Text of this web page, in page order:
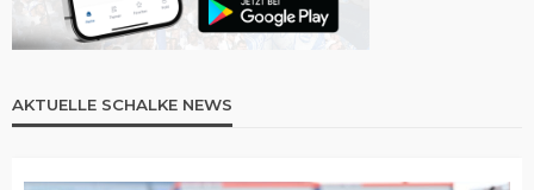
AKTUELLE SCHALKE NEWS